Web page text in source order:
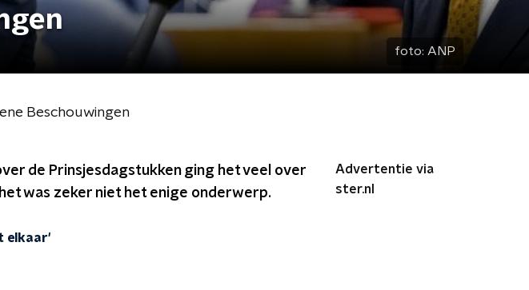
foto: ANP
Beschouwingen
de Prinsjesdagstukken ging het veel over
was zeker niet het enige onderwerp.
elkaar'
Advertentie via
ster.nl